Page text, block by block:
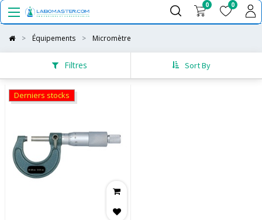
0 0
Équipements Micromètre
Filtres Sort By
Derniers stocks